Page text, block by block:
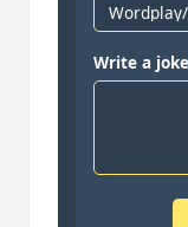
Write a